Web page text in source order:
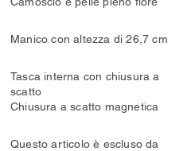
Manico con altezza di 26,7 cm
Tasca interna con chiusura a
scatto
Chiusura a scatto magnetica
Questo articolo è escluso da